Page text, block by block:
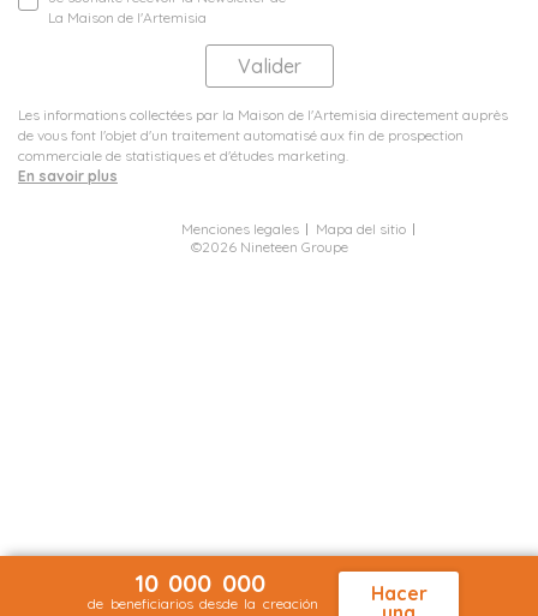
La Maison de l'Artemisia
Les informations collectées par la Maison de l'Artemisia directement auprès
de vous font l'objet d'un traitement automatisé aux fin de prospection
commerciale de statistiques et d'études marketing.
En savoir plus
Menciones legales
Mapa del sitio
©2026 Nineteen Groupe
10 000 000
de beneficiarios desde la creación
Hacer